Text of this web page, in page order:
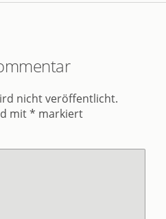
nicht veröffentlicht.
mit* markiert